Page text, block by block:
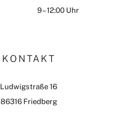
9 – 12:00 Uhr
KONTAKT
Ludwigstraße 16
86316 Friedberg